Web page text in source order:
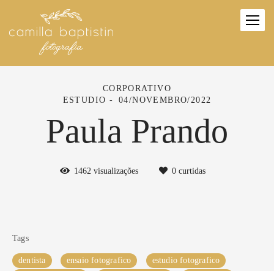
CORPORATIVO
ESTUDIO
04/NOVEMBRO/2022
Paula Prando
1462visualizações 0curtidas
Tags
dentista ensaio fotografico
estudio fotografico